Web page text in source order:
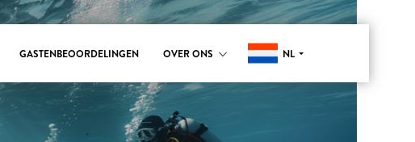
GASTENBEOORDELINGEN OVER ONS NL